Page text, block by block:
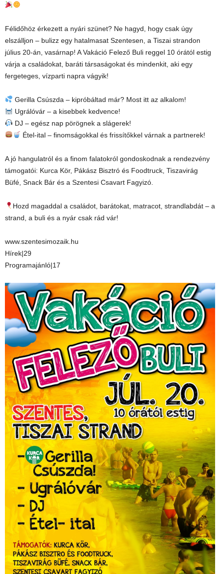
Félidőhöz érkezett a nyári szünet? Ne hagyd, hogy csak úgy
elszálljon – bulizz egy hatalmasat Szentesen, a Tiszai strandon
július 20-án, vasárnap! A Vakáció Felező Buli reggel 10 órától estig
várja a családokat, baráti társaságokat és mindenkit, aki egy
fergeteges, vízparti napra vágyik!
Gerilla Csúszda – kipróbáltad már? Most itt az alkalom!
Ugrálóvár – a kisebbek kedvence!
DJ – egész nap pörögnek a slágerek!
Étel-ital – finomságokkal és frissítőkkel várnak a partnerek!
A jó hangulatról és a finom falatokról gondoskodnak a rendezvény
támogatói: Kurca Kör, Pákász Bisztró és Foodtruck, Tiszavirág
Büfé, Snack Bár és a Szentesi Csavart Fagyizó.
Hozd magaddal a családot, barátokat, matracot, strandlabdát – a
strand, a buli és a nyár csak rád vár!
www.szentesimozaik.hu
Hírek|29
Programajánló|17